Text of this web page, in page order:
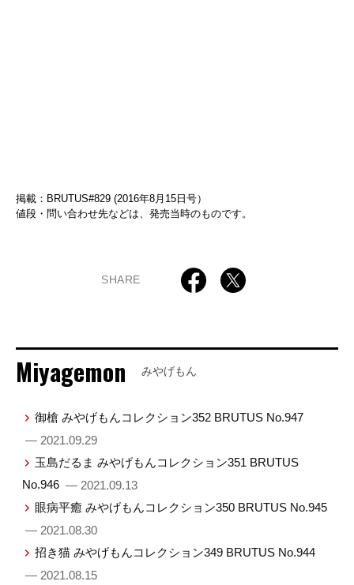
掲載：BRUTUS#829 (2016年8月15日号）
値段・問い合わせ先などは、発売当時のものです。
SHARE
Miyagemon みやげもん
御槍 みやげもんコレクション352 BRUTUS No.947
— 2021.09.29
玉島だるま みやげもんコレクション351 BRUTUS
No.946 — 2021.09.13
眼病平癒 みやげもんコレクション350 BRUTUS No.945
— 2021.08.30
招き猫 みやげもんコレクション349 BRUTUS No.944
— 2021.08.15